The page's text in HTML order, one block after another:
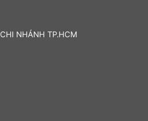
CHI NHÁNH TP.HCM